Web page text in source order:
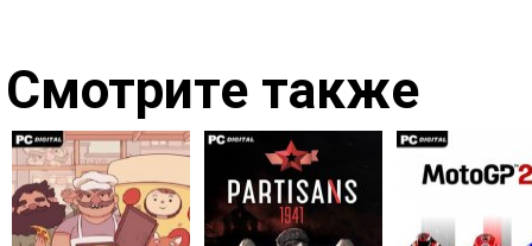
Смотрите также